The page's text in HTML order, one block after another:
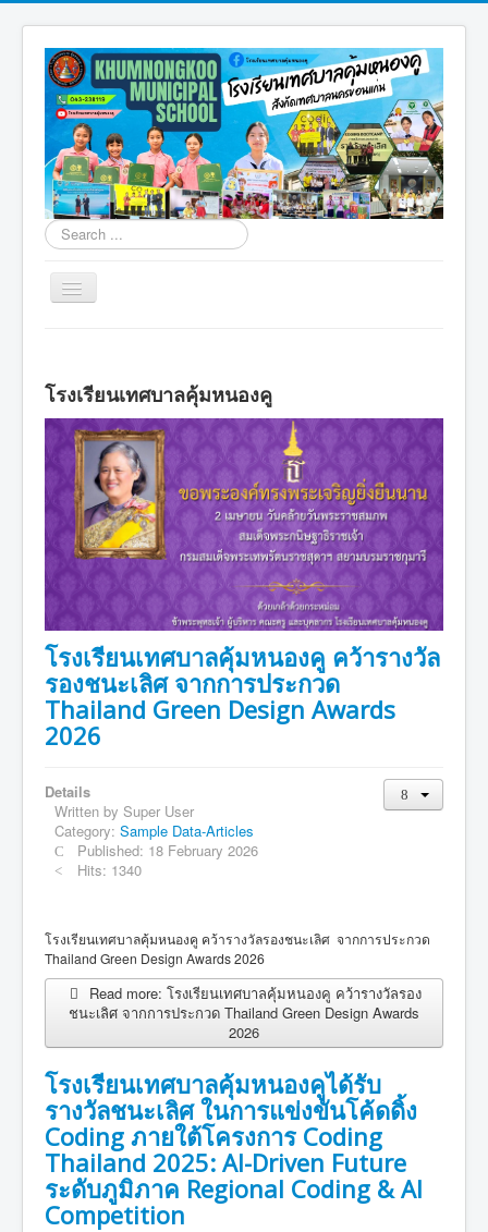
Search
...
Toggle
Navigation
สิ่งแวดล้อมคุ้มหนองคู
มอนเตสซอรี่คุ้มหนองคู
ครอบครัวเล็กคุ้มหนองคู
รางวัลและเกียรติยศ
ชุมชนคุ้มหนองคู
คนขอนแก่นไม่ทอดทิ้งกัน
บุคลากร
วิสัยทัศน์ พันธกิจ ยุทธศาสตร์
โครงสร้างภายในองค์กร
ข่าวประกาศ
การแต่งกายและระเบียบโรงเรียน
ข้อมูลนักเรียน
ข้อมูลทั่วไป
เผยแพร่ผลงานวิชาการครู
ติดต่อ
โรงเรียนเทศบาลคุ้มหนองคู
โรงเรียนเทศบาลคุ้มหนองคู คว้ารางวัล
รองชนะเลิศ จากการประกวด
Thailand Green Design Awards
2026
Details
Written by Super User
Category: Sample Data-Articles
Published: 18 February 2026
Hits: 1340
โรงเรียนเทศบาลคุ้มหนองคู คว้ารางวัลรองชนะเลิศ จากการประกวด
Thailand Green Design Awards 2026
Read more: โรงเรียนเทศบาลคุ้มหนองคู คว้ารางวัลรอง
ชนะเลิศ จากการประกวด Thailand Green Design Awards
2026
โรงเรียนเทศบาลคุ้มหนองคูได้รับ
รางวัลชนะเลิศ ในการแข่งขันโค้ดดิ้ง
Coding ภายใต้โครงการ Coding
Thailand 2025: AI-Driven Future
ระดับภูมิภาค Regional Coding & AI
Competition